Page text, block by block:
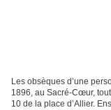
Les obsèques d’une
1896, au Sacré-Cœur,
10 de la place d’Allier.